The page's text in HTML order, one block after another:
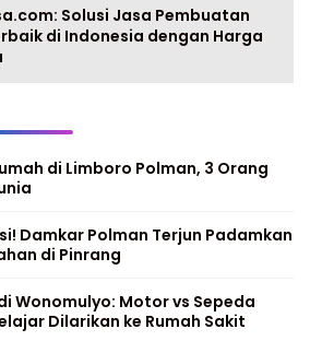
Solusi Jasa Pembuatan
di Indonesia dengan Harga
di Limboro Polman, 3 Orang
Damkar Polman Terjun Padamkan
di Pinrang
Wonomulyo: Motor vs Sepeda
Dilarikan ke Rumah Sakit